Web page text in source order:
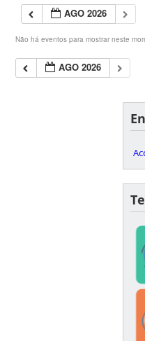
AGO 2026
Não há eventos para mostrar neste
AGO 2026